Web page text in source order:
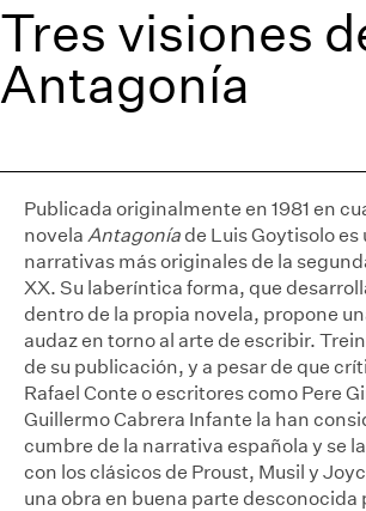
Tres visiones
Antagonía
Publicada originalmente en 1981 en
novela Antagonía de Luis Goytisolo es
narrativas más originales de la
XX. Su laberíntica forma, que
dentro de la propia novela, propone
audaz en torno al arte de escribir.
de su publicación, y a pesar de que
Rafael Conte o escritores como Pere
Guillermo Cabrera Infante la han
cumbre de la narrativa española y se
con los clásicos de Proust, Musil y
una obra en buena parte desconocida